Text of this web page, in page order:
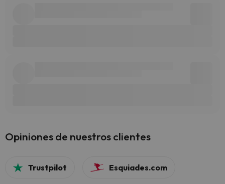
Opiniones de nuestros clientes
Trustpilot Esquiades.com